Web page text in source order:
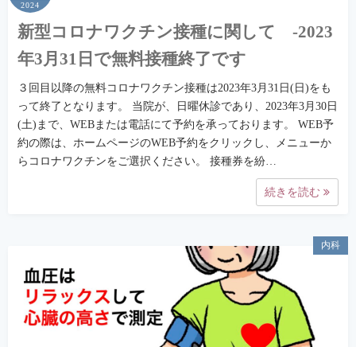
2024
新型コロナワクチン接種に関して -2023
年3月31日で無料接種終了です
３回目以降の無料コロナワクチン接種は2023年3月31日(日)をも
って終了となります。 当院が、日曜休診であり、2023年3月30日
(土)まで、WEBまたは電話にて予約を承っております。 WEB予
約の際は、ホームページのWEB予約をクリックし、メニューか
らコロナワクチンをご選択ください。 接種券を紛…
続きを読む
内科